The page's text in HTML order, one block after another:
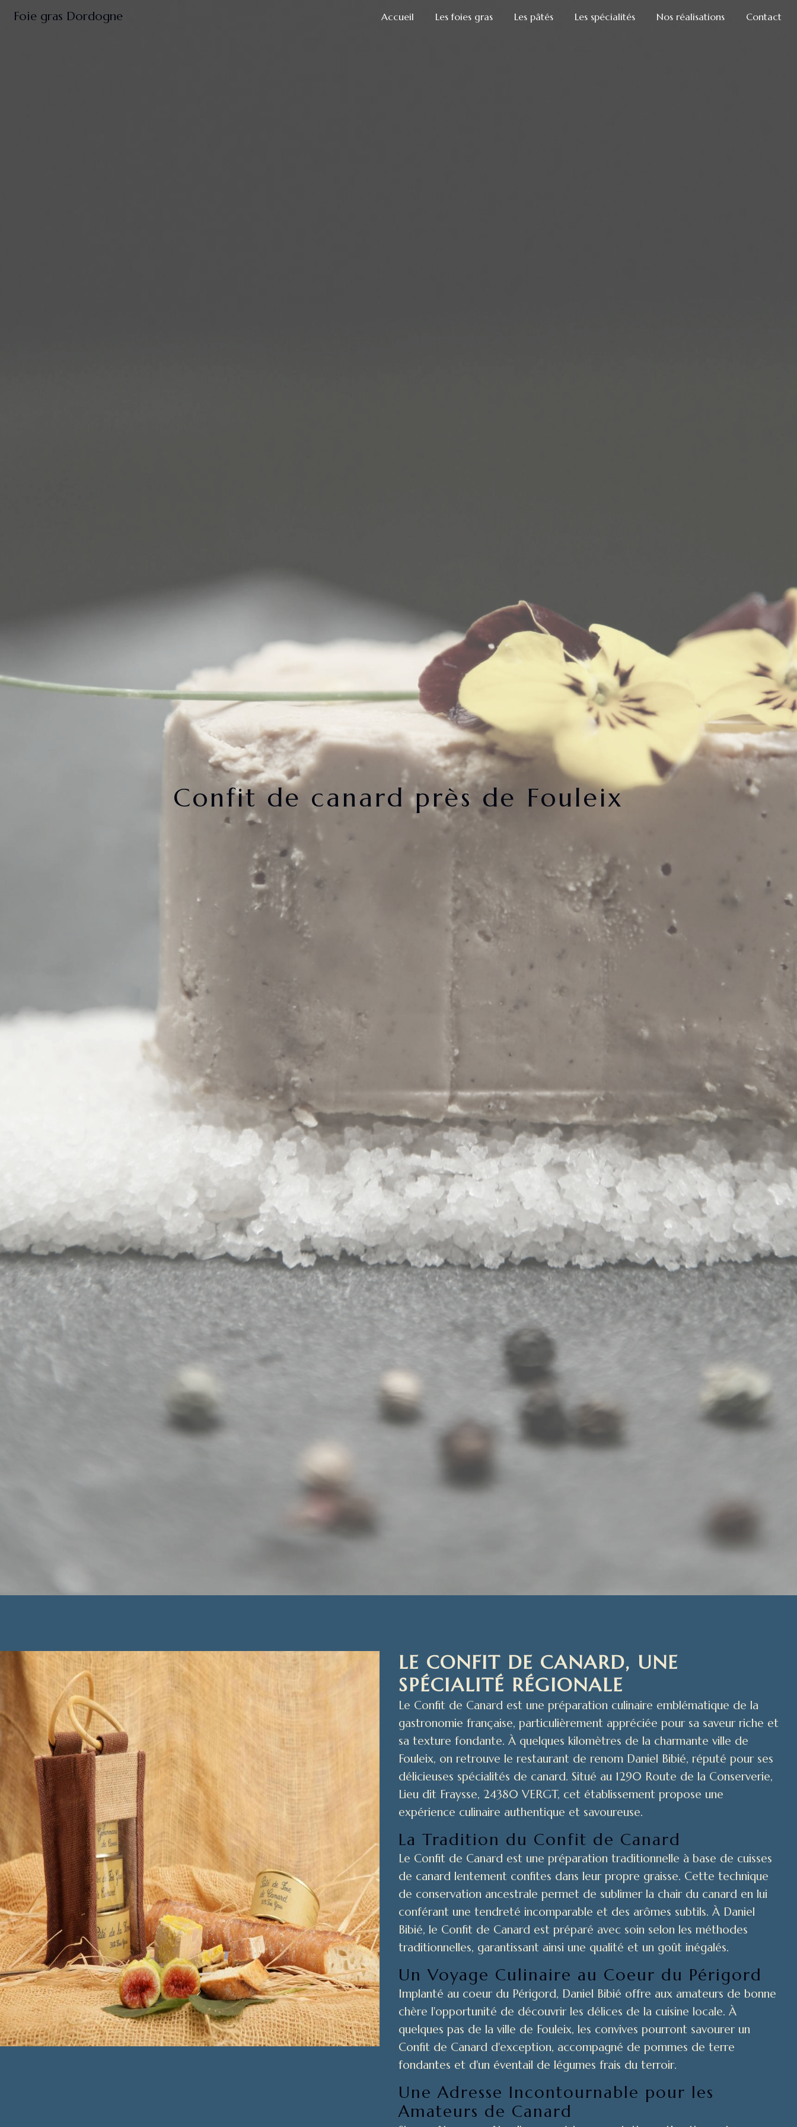
Foie gras Dordogne Accueil Les foies gras Les pâtés Les spécialités Nos réalisations Contact
Confit de canard près de Fouleix
LE CONFIT DE CANARD, UNE
SPÉCIALITÉ RÉGIONALE
Le Confit de Canard est une préparation culinaire emblématique de la
gastronomie française, particulièrement appréciée pour sa saveur riche et
sa texture fondante. À quelques kilomètres de la charmante ville de
Fouleix, on retrouve le restaurant de renom Daniel Bibié, réputé pour ses
délicieuses spécialités de canard. Situé au 1290 Route de la Conserverie,
Lieu dit Fraysse, 24380 VERGT, cet établissement propose une
expérience culinaire authentique et savoureuse.
La Tradition du Confit de Canard
Le Confit de Canard est une préparation traditionnelle à base de cuisses
de canard lentement confites dans leur propre graisse. Cette technique
de conservation ancestrale permet de sublimer la chair du canard en lui
conférant une tendreté incomparable et des arômes subtils. À Daniel
Bibié, le Confit de Canard est préparé avec soin selon les méthodes
traditionnelles, garantissant ainsi une qualité et un goût inégalés.
Un Voyage Culinaire au Coeur du Périgord
Implanté au coeur du Périgord, Daniel Bibié offre aux amateurs de bonne
chère l'opportunité de découvrir les délices de la cuisine locale. À
quelques pas de la ville de Fouleix, les convives pourront savourer un
Confit de Canard d'exception, accompagné de pommes de terre
fondantes et d'un éventail de légumes frais du terroir.
Une Adresse Incontournable pour les
Amateurs de Canard